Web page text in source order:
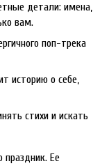
детали: имена,
вам.
поп-трека
историю о себе,
стихи и искать
праздник. Ее